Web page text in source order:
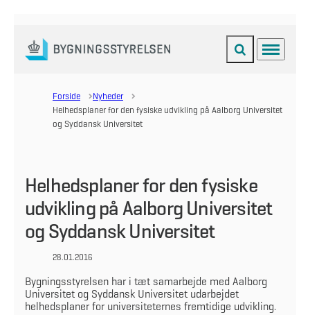
Gå til forsiden Fold søgefelt ud
Menu
Forside
Nyheder
Helhedsplaner for den fysiske udvikling på Aalborg Universitet
og Syddansk Universitet
Helhedsplaner for den fysiske
udvikling på Aalborg Universitet
og Syddansk Universitet
28.01.2016
Bygningsstyrelsen har i tæt samarbejde med Aalborg
Universitet og Syddansk Universitet udarbejdet
helhedsplaner for universiteternes fremtidige udvikling.